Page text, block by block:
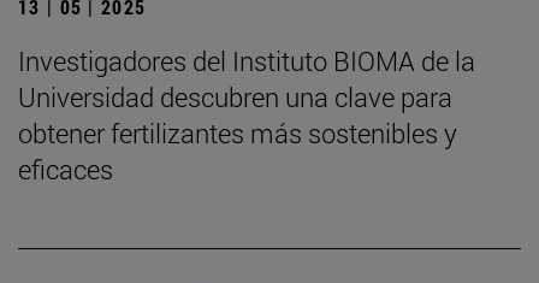
13 | 05 | 2025
Investigadores del Instituto BIOMA de la
Universidad descubren una clave para
obtener fertilizantes más sostenibles y
eficaces